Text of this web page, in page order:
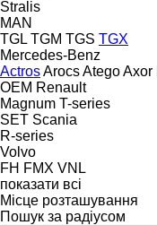
Stralis
MAN
TGL TGM TGS TGX
Mercedes-Benz
ActrosArocsAtegoAxor
OEM Renault
Magnum T-series
SET Scania
R-series
Volvo
FH FMX VNL
показати всі
Місце розташування
Пошук за радіусом